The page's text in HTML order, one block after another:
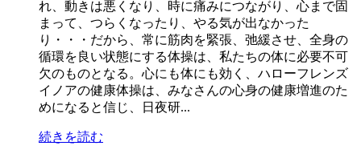
れ、動きは悪くなり、時に痛みにつながり、心まで固
まって、つらくなったり、やる気が出なかった
り・・・だから、常に筋肉を緊張、弛緩させ、全身の
循環を良い状態にする体操は、私たちの体に必要不可
欠のものとなる。心にも体にも効く、ハローフレンズ
イノアの健康体操は、みなさんの心身の健康増進のた
めになると信じ、日夜研...
続きを読む